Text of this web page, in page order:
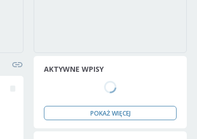
AKTYWNE WPISY
POKAŻ WIĘCEJ